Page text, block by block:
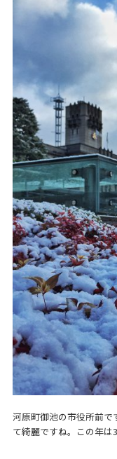
河原町御池の市役所前で
て綺麗ですね。この年は